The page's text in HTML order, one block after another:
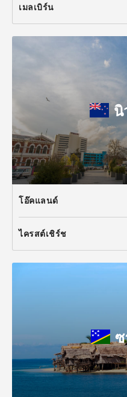
เมลเบิร์น
นิ
โอ๊คแลนด์
ไครสต์เชิร์ช
ซ